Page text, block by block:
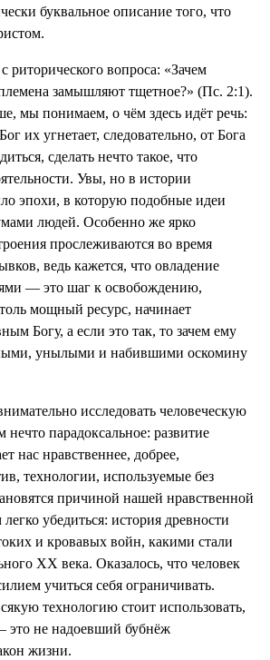
буквальное описание того, что
риторического вопроса: «Зачем
замышляют тщетное?» (Пс. 2:1).
мы понимаем, о чём здесь идёт речь:
их угнетает, следовательно, от Бога
сделать нечто такое, что
Увы, но в истории
эпохи, в которую подобные идеи
людей. Особенно же ярко
прослеживаются во время
ведь кажется, что овладение
— это шаг к освобождению,
мощный ресурс, начинает
Богу, а если это так, то зачем ему
унылыми и набившими оскомину
исследовать человеческую
парадоксальное: развитие
нас нравственнее, добрее,
технологии, используемые без
причиной нашей нравственной
убедиться: история древности
и кровавых войн, какими стали
XX века. Оказалось, что человек
учиться себя ограничивать.
технологию стоит использовать,
это не надоевший бубнёж
жизни.